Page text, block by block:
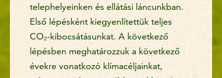
telephelyeinken és ellátási láncunkban.
Első lépésként kiegyenlítettük teljes
CO₂-kibocsátásunkat. A következő
lépésben meghatározzuk a következő
évekre vonatkozó klímacéljainkat,